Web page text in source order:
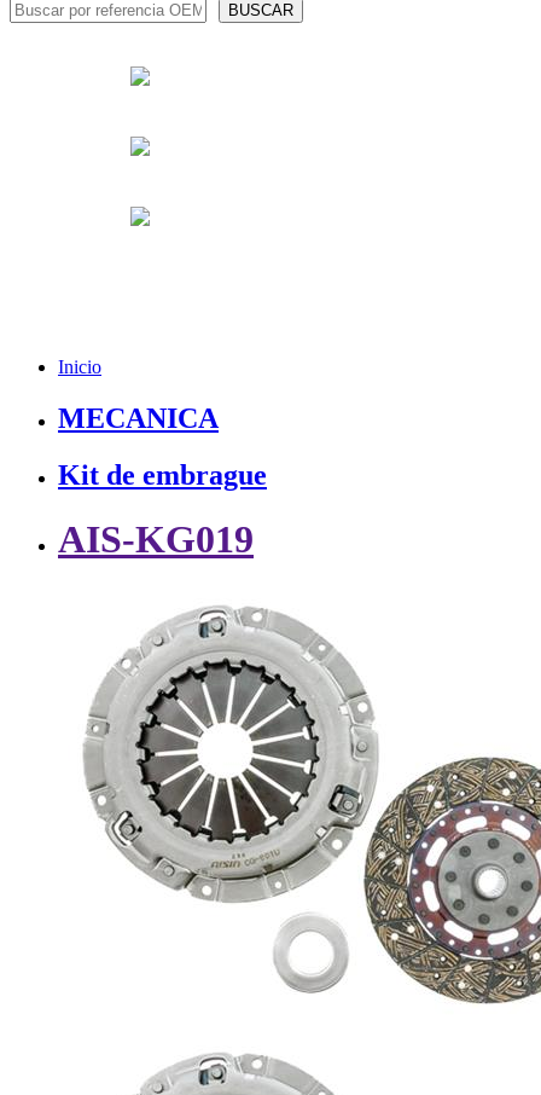
Inicio
MECANICA
Kit de embrague
AIS-KG019